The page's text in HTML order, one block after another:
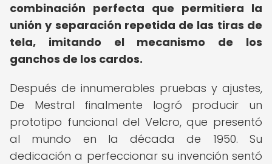
combinación perfecta que permitiera la
unión y separación repetida de las tiras de
tela, imitando el mecanismo de los
ganchos de los cardos.
Después de innumerables pruebas y ajustes,
De Mestral finalmente logró producir un
prototipo funcional del Velcro, que presentó
al mundo en la década de 1950. Su
dedicación a perfeccionar su invención sentó